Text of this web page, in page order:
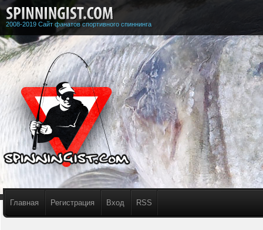
2008-2019 Сайт фанатов спортивного спиннинга
Главная Регистрация Вход RSS